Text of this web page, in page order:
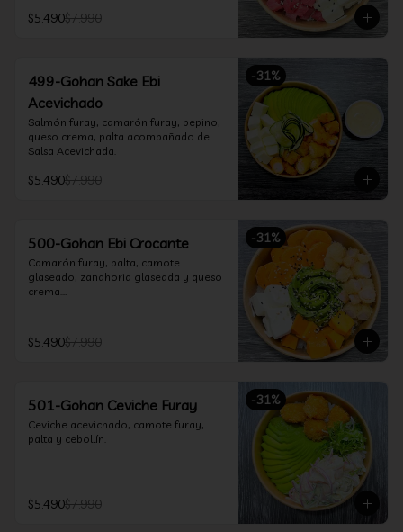
$5.490$7.990
-31%
499-Gohan Sake Ebi
Acevichado
Salmón furay, camarón furay, pepino,
queso crema, palta acompañado de
Salsa Acevichada.
$5.490$7.990
-31%
500-Gohan Ebi Crocante
Camarón furay, palta, camote
glaseado, zanahoria glaseada y queso
crema.
$5.490$7.990
-31%
501-Gohan Ceviche Furay
Ceviche acevichado, camote furay,
palta y cebollín.
$5.490$7.990